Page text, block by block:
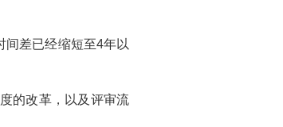
差已经缩短至4年以
的改革，以及评审流